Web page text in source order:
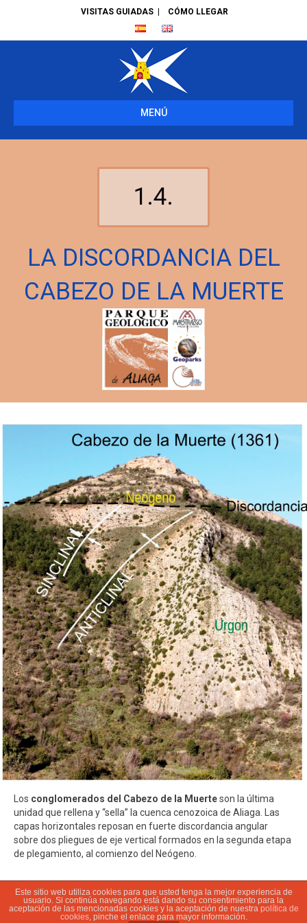
VISITAS GUIADAS CÓMO LLEGAR
MENÚ
1.4.
LA DISCORDANCIA DEL
CABEZO DE LA MUERTE
Los conglomerados del Cabezo de la Muerteson la última
unidad que rellena y “sella” la cuenca cenozoica de Aliaga. Las
capas horizontales reposan en fuerte discordancia angular
sobre dos pliegues de eje vertical formados en la segunda etapa
de plegamiento, al comienzo del Neógeno.
© 2022 Ayuntamiento de Aliaga | Parque Geológico |Aviso legal|
Desarrollado porVisualcom Solutions
Este sitio web utiliza cookies para que usted tenga la mejor experiencia de
usuario. Si continúa navegando está dando su consentimiento para la
aceptación de las mencionadas cookies y la aceptación de nuestra política de
cookies, pinche el enlace para mayor información.